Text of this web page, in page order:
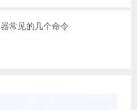
常见的几个命令